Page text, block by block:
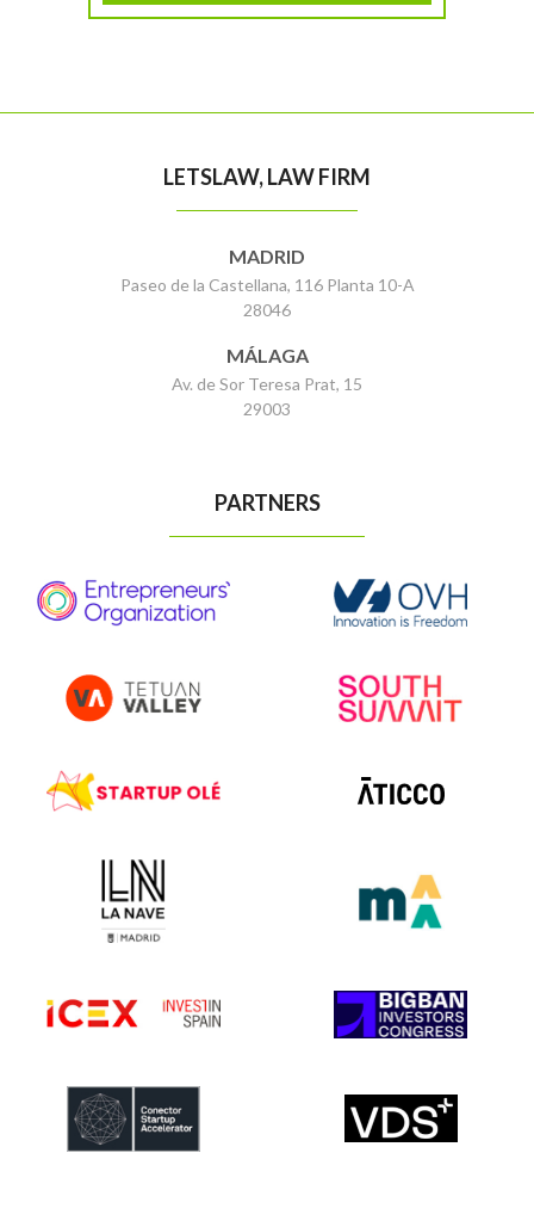
LETSLAW, LAW FIRM
MADRID
Paseo de la Castellana, 116 Planta 10-A
28046
MÁLAGA
Av. de Sor Teresa Prat, 15
29003
PARTNERS